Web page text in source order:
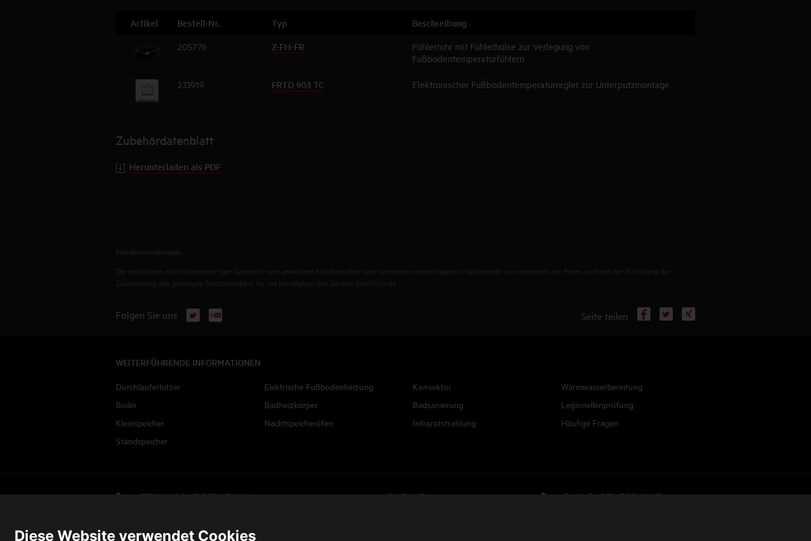
Artikel Bestell-Nr. Typ Beschreibung
205776 Z-FH-FR
Fühlerrohr mit Fühlerhülse zur Verlegung von
Fußbodentemperaturfühlern
233919 FRTD 903 TC Elektronischer Fußbodentemperaturregler zur Unterputzmontage
Zubehördatenblatt
Herunterladen als PDF
Folgen Sie uns X YouTube Seite teilen Facebook
WEITERFÜHRENDE INFORMATIONEN
Durchlauferhitzer
Boiler
Kleinspeicher
Standspeicher
Elektrische Fußbodenheizung
Badheizkörper
Nachtspeicheröfen
Konvektor
Badsanierung
Infrarotstrahlung
Warmwasserbereitung
Legionellenprüfung
Häufige Fragen
TECHNISCHE BERATUNG KONTAKT FACHPARTNERSUCHE
Diese Website verwendet Cookies